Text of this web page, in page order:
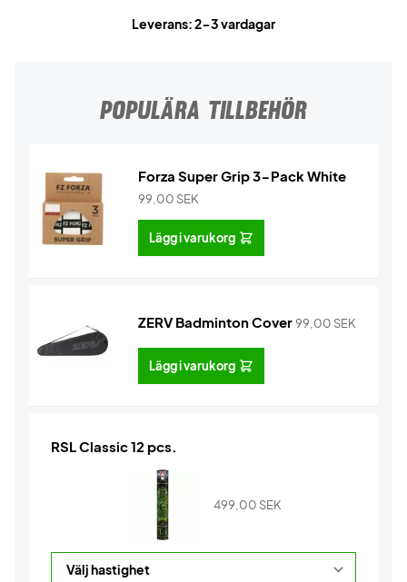
Leverans: 2-3 vardagar
POPULÄRA TILLBEHÖR
Forza Super Grip 3-Pack White
99,00 SEK
Lägg i varukorg
ZERV Badminton Cover99,00 SEK
Lägg i varukorg
RSL Classic 12 pcs.
499,00 SEK